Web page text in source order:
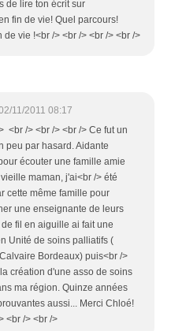
de lire ton écrit sur
fin de vie! Quel parcours!
vie !<br /> <br /> <br /> <br />
11/2011 08:17
<br /> <br /> <br /> Ce fut un
peu par hasard. Aidante
écouter une famille amie
maman, j'ai<br /> été
cette même famille pour
une enseignante de leurs
fil en aiguille ai fait une
Unité de soins palliatifs (
Bordeaux) puis<br />
création d'une asso de soins
ma région. Quinze années
aussi... Merci Chloé!
<br /> <br />